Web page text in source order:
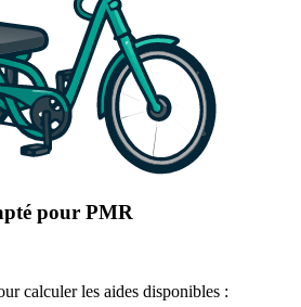
pour PMR
calculer les aides disponibles :